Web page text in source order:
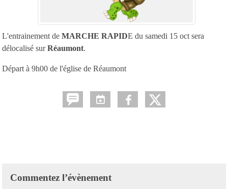
L'entrainement de MARCHE RAPIDE du samedi 15 oct sera
délocalisé surRéaumont.
Départ à 9h00 de l'église de Réaumont
Commentez l’évènement